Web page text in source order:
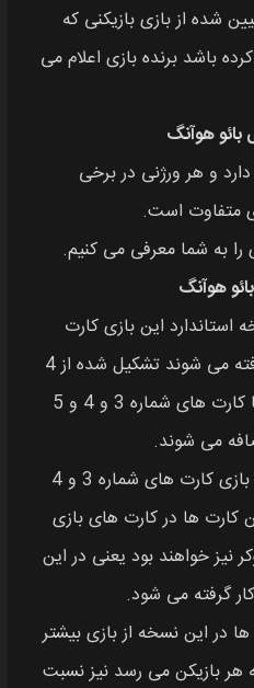
شده از بازی بازیکنی که
باشد برنده بازی اعلام می‌
هوآنگ
و هر ورژنی در برخی
متفاوت است.
را به شما معرفی می‌ کنیم.
هوآنگ
این بازی کارت‌
هایی که برای بازی به کار گرفته می شوند تشکیل‌ شده از 4
دسته کارت است که از آن‌ ها کارت‌ های شماره 3 و 4 و 5
اما در نسخه‌ ی فول دک این بازی کارت‌ های شماره 3 و 4
کارت‌ ها در کارت‌ های بازی
داشت و 8 جوکر نیز خواهند بود یعنی در این
در این نسخه از بازی بیشتر
هر بازیکن می رسد نیز نسبت